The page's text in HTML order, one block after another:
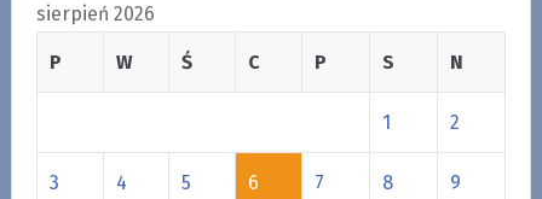
sierpień 2026
P W Ś C P S N
1 2
3 4 5 6 7 8 9